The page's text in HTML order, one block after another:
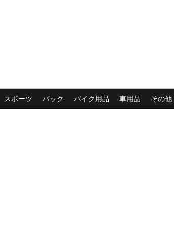
スポーツ バック バイク用品 車用品 その他